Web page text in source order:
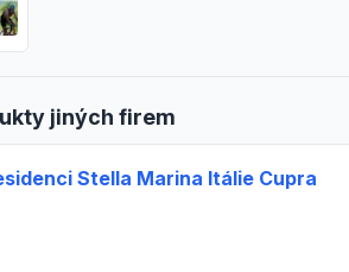
jiných firem
Stella Marina Itálie Cupra